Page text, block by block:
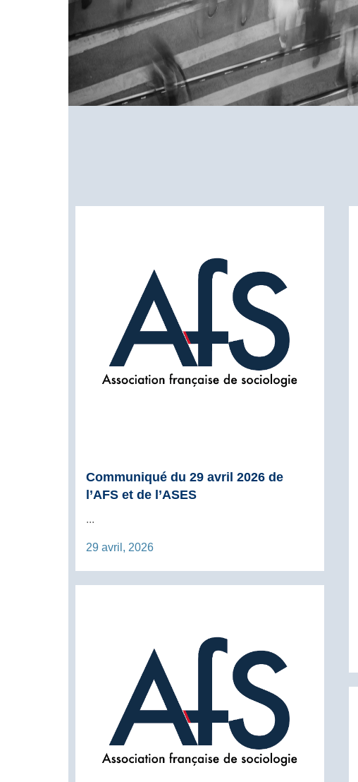
Communiqué du 29 avril 2026 de
l’AFS et de l’ASES
...
29 avril, 2026